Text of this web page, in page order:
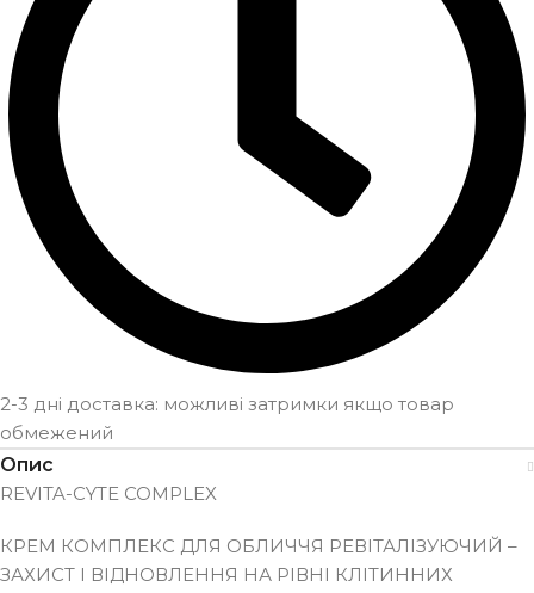
2-3 дні доставка: можливі затримки якщо товар
обмежений
Опис
REVITA-CYTE COMPLEX
КРЕМ КОМПЛЕКС ДЛЯ ОБЛИЧЧЯ РЕВІТАЛІЗУЮЧИЙ –
ЗАХИСТ І ВІДНОВЛЕННЯ НА РІВНІ КЛІТИННИХ